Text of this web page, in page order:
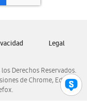
Derechos Reservados.
de Chrome, Edge,
Legal